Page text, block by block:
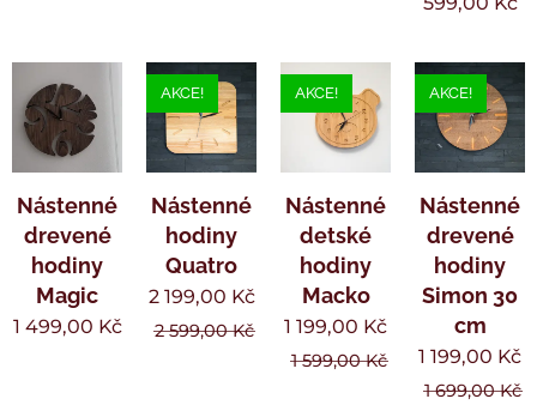
Nástenné
drevené
hodiny
Magic
1 499,00 Kč
Nástenné
hodiny
Quatro
AKCE!
2 199,00 Kč
2 599,00Kč
Nástenné
detské
hodiny
Macko
AKCE!
1 199,00 Kč
1 599,00Kč
Nástenné
drevené
hodiny
Simon 30
cm
AKCE!
1 199,00 Kč
1 699,00Kč